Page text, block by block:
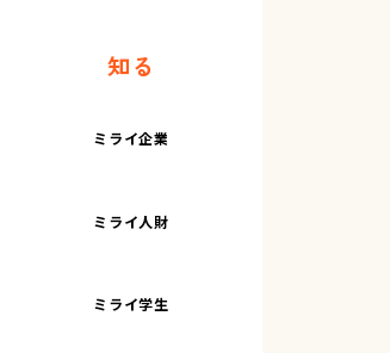
知る
ミライ企業
ミライ人財
ミライ学生